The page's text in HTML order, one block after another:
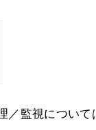
／監視につい